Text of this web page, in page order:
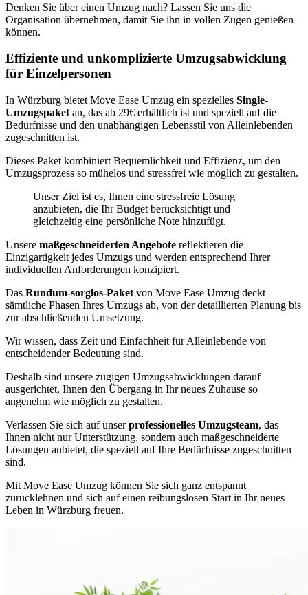
Denken Sie über einen Umzug nach? Lassen Sie uns die
Organisation übernehmen, damit Sie ihn in vollen Zügen genießen
können.
Effiziente und unkomplizierte Umzugsabwicklung
für Einzelpersonen
In Würzburg bietet Move Ease Umzug ein spezielles Single-
Umzugspaket an, das ab 29€ erhältlich ist und speziell auf die
Bedürfnisse und den unabhängigen Lebensstil von Alleinlebenden
zugeschnitten ist.
Dieses Paket kombiniert Bequemlichkeit und Effizienz, um den
Umzugsprozess so mühelos und stressfrei wie möglich zu gestalten.
Unser Ziel ist es, Ihnen eine stressfreie Lösung
anzubieten, die Ihr Budget berücksichtigt und
gleichzeitig eine persönliche Note hinzufügt.
Unsere maßgeschneiderten Angebote reflektieren die
Einzigartigkeit jedes Umzugs und werden entsprechend Ihrer
individuellen Anforderungen konzipiert.
Das Rundum-sorglos-Paket von Move Ease Umzug deckt
sämtliche Phasen Ihres Umzugs ab, von der detaillierten Planung bis
zur abschließenden Umsetzung.
Wir wissen, dass Zeit und Einfachheit für Alleinlebende von
entscheidender Bedeutung sind.
Deshalb sind unsere zügigen Umzugsabwicklungen darauf
ausgerichtet, Ihnen den Übergang in Ihr neues Zuhause so
angenehm wie möglich zu gestalten.
Verlassen Sie sich auf unserprofessionelles Umzugsteam, das
Ihnen nicht nur Unterstützung, sondern auch maßgeschneiderte
Lösungen anbietet, die speziell auf Ihre Bedürfnisse zugeschnitten
sind.
Mit Move Ease Umzug können Sie sich ganz entspannt
zurücklehnen und sich auf einen reibungslosen Start in Ihr neues
Leben in Würzburg freuen.